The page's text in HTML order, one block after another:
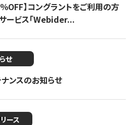
OFF】コングラントをご利用の方
ービス「Webider...
せ
ナンスのお知らせ
ース